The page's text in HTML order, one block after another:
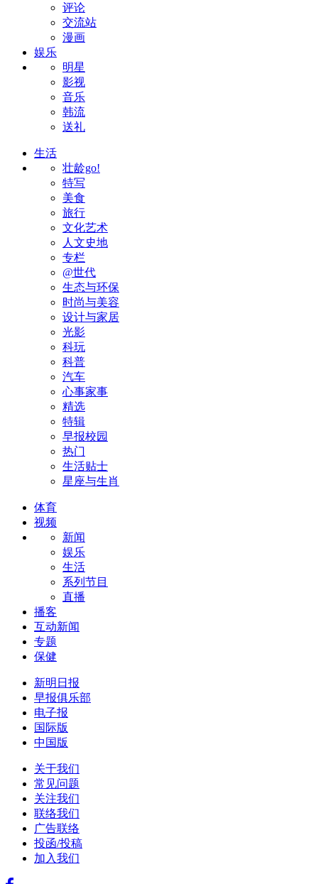
评论
交流站
漫画
娱乐
明星
影视
音乐
韩流
送礼
生活
壮龄go!
特写
美食
旅行
文化艺术
人文史地
专栏
@世代
生态与环保
时尚与美容
设计与家居
光影
科玩
科普
汽车
心事家事
精选
特辑
早报校园
热门
生活贴士
星座与生肖
体育
视频
新闻
娱乐
生活
系列节目
直播
播客
互动新闻
专题
保健
新明日报
早报俱乐部
电子报
国际版
中国版
关于我们
常见问题
关注我们
联络我们
广告联络
投函/投稿
加入我们